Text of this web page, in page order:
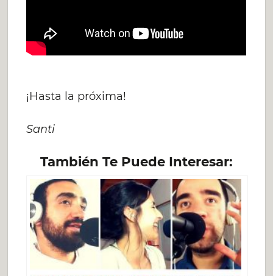
¡Hasta la próxima!
Santi
También Te Puede Interesar: